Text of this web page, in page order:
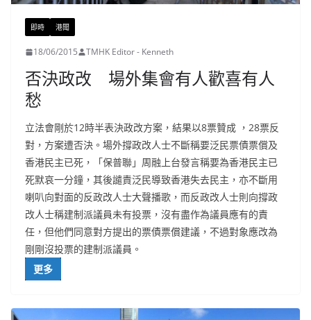
即時 港聞
18/06/2015 TMHK Editor - Kenneth
否決政改 場外集會有人歡喜有人
愁
立法會剛於12時半表決政改方案，結果以8票贊成 ，28票反
對，方案遭否決。場外撐政改人士不斷稱要泛民票債票償及
香港民主已死，「保普聯」周融上台發言稱要為香港民主已
死默哀一分鐘，其後譴責泛民導致香港失去民主，亦不斷用
喇叭向對面的反政改人士大聲播歌，而反政改人士則向撐政
改人士稱建制派議員未有投票，沒有盡作為議員應有的責
任，但他們同意對方提出的票債票償建議，不過對象應改為
剛剛沒投票的建制派議員。
更多